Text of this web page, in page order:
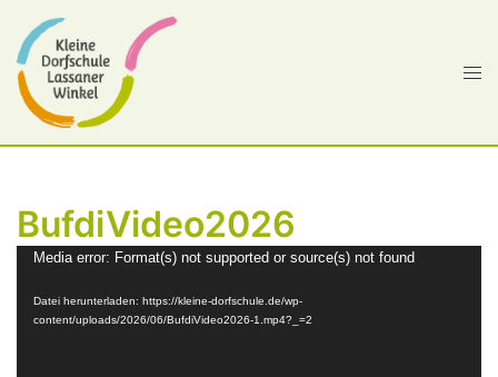
BufdiVideo2026
Video-
Media error: Format(s) not supported or source(s) not found
Datei herunterladen: https://kleine-dorfschule.de/wp-
content/uploads/2026/06/BufdiVideo2026-1.mp4?_=2